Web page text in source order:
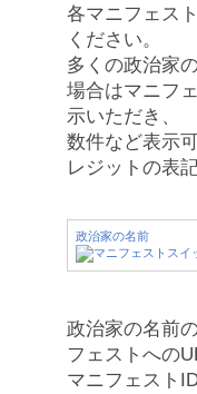
各マニフェス
ください。
多くの政治家
場合はマニフ
示いただき、
数件など表示
レジットの表
政治家の名前
政治家の名前
フェストへの
マニフェスト